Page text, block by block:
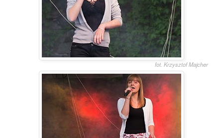
fot. Krzysztof Majcher